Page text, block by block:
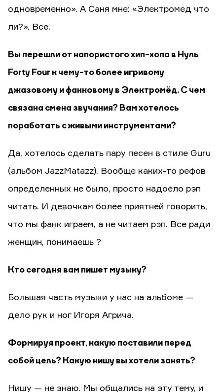
одновременно». А Саня мне: «Электромед что
ли?». Все.
Вы перешли от напористого хип-хопа в Нуль
Forty Four к чему-то более игривому
джазовому и фанковому в Электромёд. С чем
связана смена звучания? Вам хотелось
поработать с живыми инструментами?
Да, хотелось сделать пару песен в стиле Guru
(альбом JazzMatazz). Вообще каких-то рефов
определенных не было, просто надоело рэп
читать. И девочкам более приятней говорить,
что мы фанк играем, а не читаем рэп. Все ради
женщин, понимаешь ?
Кто сегодня вам пишет музыку?
Большая часть музыки у нас на альбоме —
дело рук и ног Игоря Агрича.
Формируя проект, какую поставили перед
собой цель? Какую нишу вы хотели занять?
Нишу — не знаю. Мы общались на эту тему, и